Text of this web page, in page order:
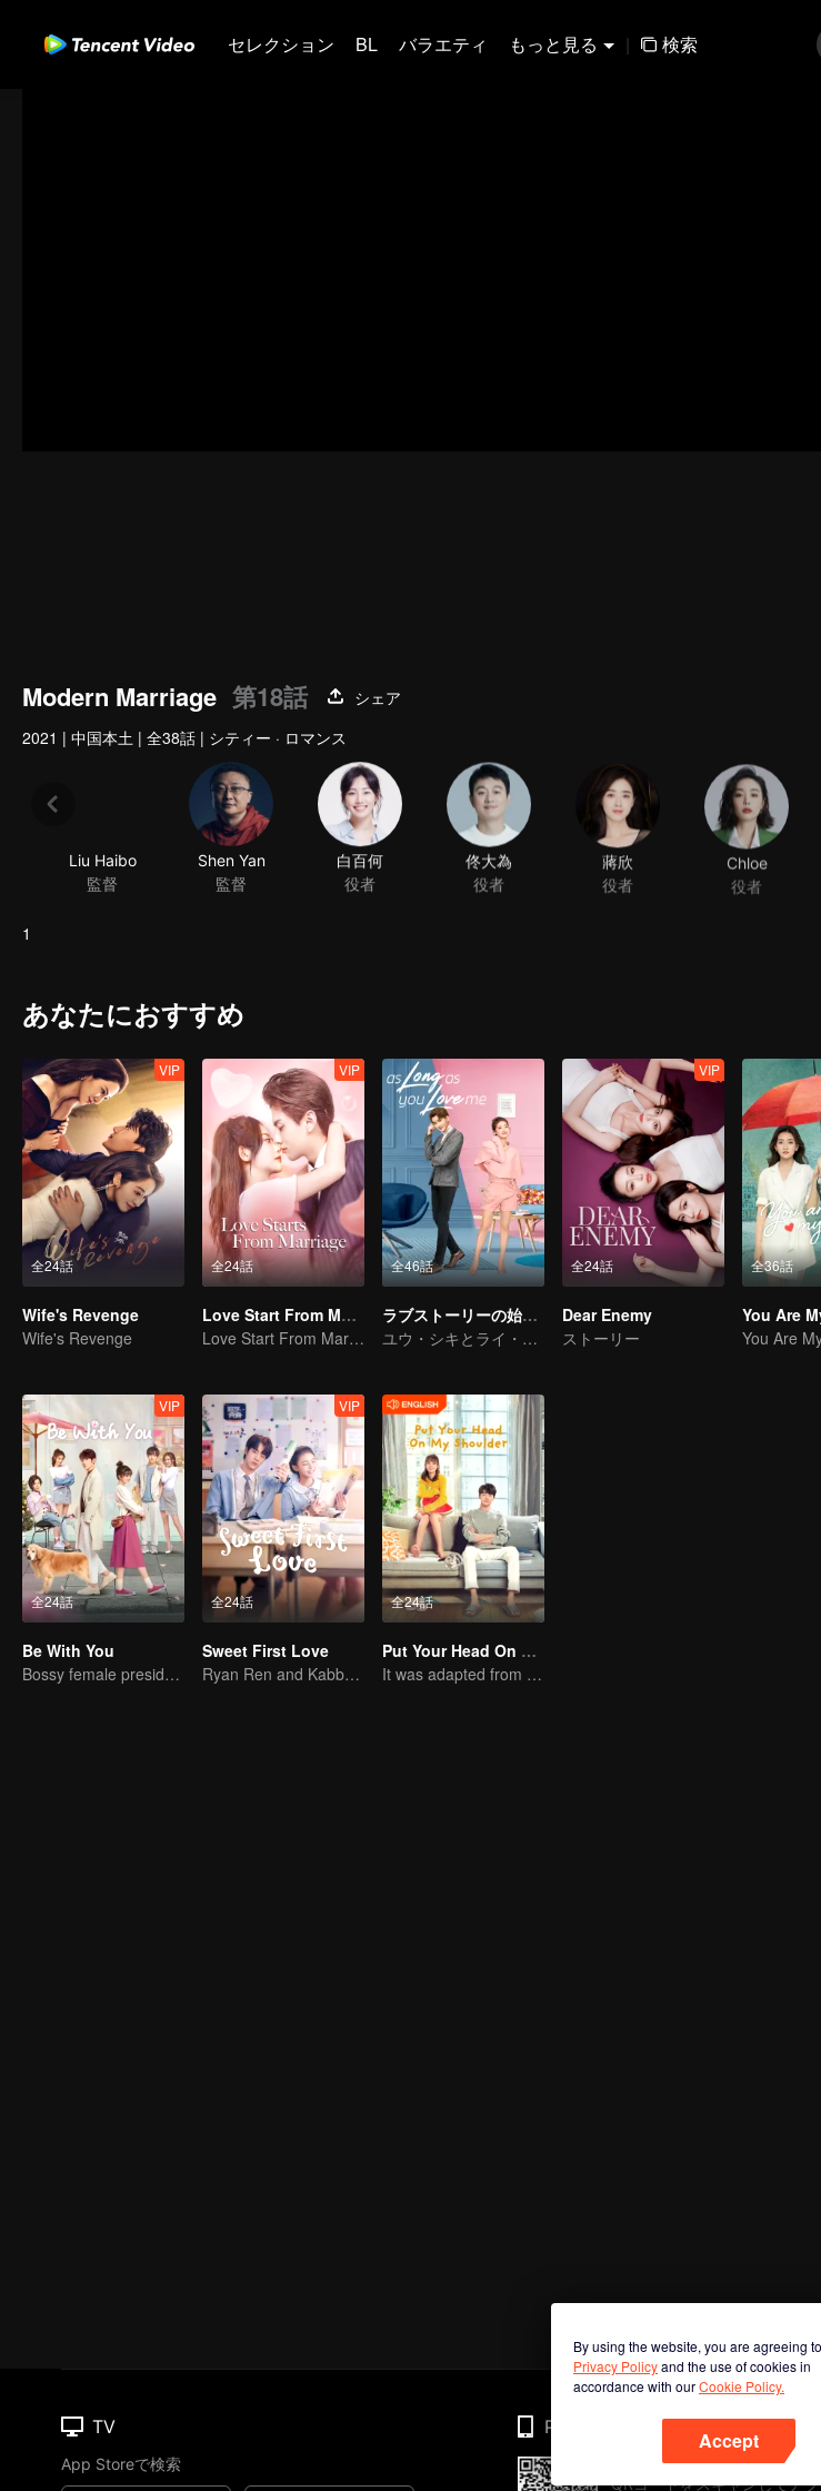
セレクション BL バラエティ もっと見る | 検索
Modern Marriage 第18話
シェア
2021 | 中国本土 | 全38話 | シティー · ロマンス
Liu Haibo
監督
Shen Yan
監督
白百何
役者
佟大為
役者
蔣欣
役者
Chloe
役者
1
あなたにおすすめ
全24話
VIP
Wife's Revenge
Wife's Revenge
全24話
VIP
Love Start From Marriage
Love Start From Marriage
全46話
ラブストーリーの始まり～私のラブロマンス〜
ユウ・シキとライ・ウモウ 幼なじみ愛の甘さ
全24話
VIP
Dear Enemy
ストーリー
全36話
You Are
You Are
全24話
VIP
Be With You
Bossy female president flirts with arrogant childe.
全24話
VIP
Sweet First Love
Ryan Ren and Kabby Xu’s love story.
全24話
Put Your Head On My Shoulder (Eng Dub)
It was adapted from the same series of novels as "A Love so Beautiful"
By using the website, you are agreeing
Privacy Policyand the use of cookies in
accordance with ourCookie Policy.
Accept
TV
App Storeで検索
Phone
QRコードをスキャンしてアプ